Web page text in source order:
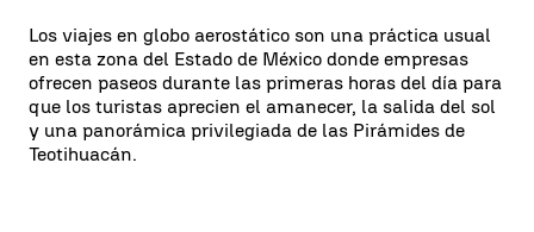
Los viajes en globo aerostático son una práctica usual
en esta zona del Estado de México donde empresas
ofrecen paseos durante las primeras horas del día para
que los turistas aprecien el amanecer, la salida del sol
y una panorámica privilegiada de las Pirámides de
Teotihuacán.